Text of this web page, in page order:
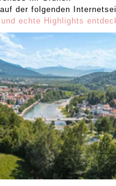
der folgenden
echte Highlights